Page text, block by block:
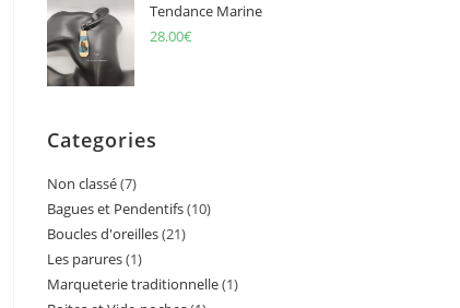
Tendance Marine
28.00€
Categories
Non classé 77
products
Bagues et Pendentifs 1010
Boucles d'oreilles 2121
Les parures 11
product
Marqueterie traditionnelle 11